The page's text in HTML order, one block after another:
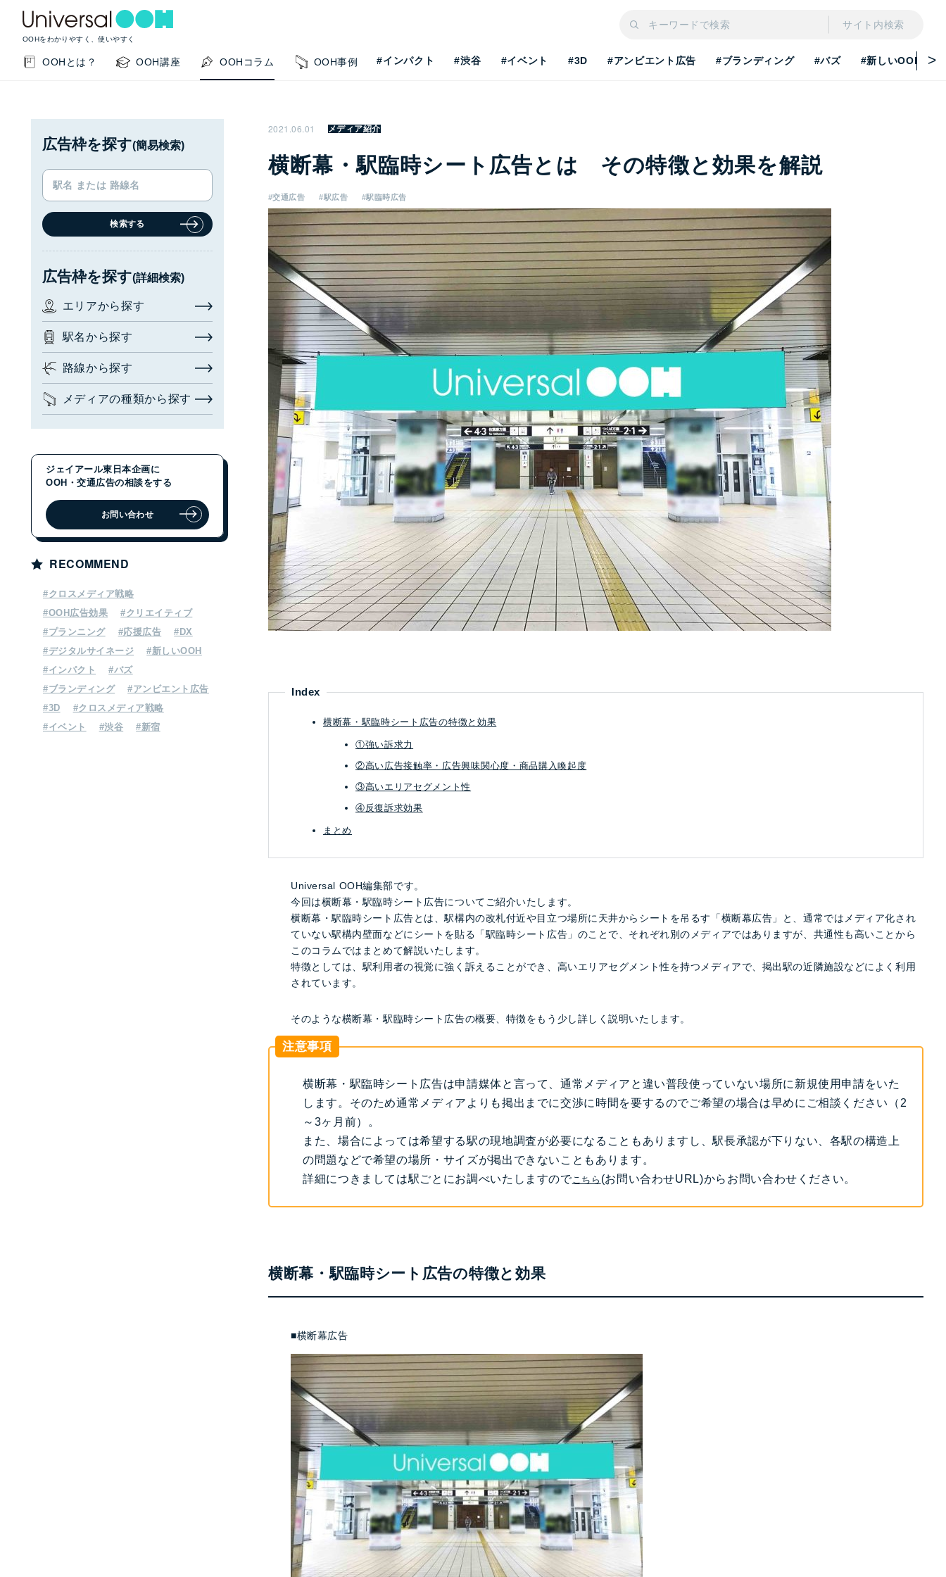
OOHをわかりやすく、使いやすく
サイト内検索
OOHとは？ OOH講座 OOHコラム OOH事例 #インパクト #渋谷 #イベント #3D #アンビエント広告 #ブランディング #バズ #新しいOOH
サイト内検索
閉じる
広告枠を探す
広告枠を探す(詳細検索)
エリアから探す
メディアの種類から探す
OOH・交通広告の相談をする
お問い合わせ
このサイトの使い方
OOHの基本を知りたい 掲載事例を知りたい OOH最新事情を知りたい
お問い合わせ・相談
閉じる
2021.06.01 メディア紹介
横断幕・駅臨時シート広告とは その特徴と効果を解説
#交通広告 #駅広告 #駅臨時広告
Index
横断幕・駅臨時シート広告の特徴と効果
①強い訴求力
②高い広告接触率・広告興味関心度・商品購入喚起度
③高いエリアセグメント性
④反復訴求効果
まとめ
Universal OOH編集部です。
今回は横断幕・駅臨時シート広告についてご紹介いたします。
横断幕・駅臨時シート広告とは、駅構内の改札付近や目立つ場所に天井からシートを吊るす「横断幕広告」と、通常ではメディア化され
ていない駅構内壁面などにシートを貼る「駅臨時シート広告」のことで、それぞれ別のメディアではありますが、共通性も高いことから
このコラムではまとめて解説いたします。
特徴としては、駅利用者の視覚に強く訴えることができ、高いエリアセグメント性を持つメディアで、掲出駅の近隣施設などによく利用
されています。
そのような横断幕・駅臨時シート広告の概要、特徴をもう少し詳しく説明いたします。
注意事項
横断幕・駅臨時シート広告は申請媒体と言って、通常メディアと違い普段使っていない場所に新規使用申請をいた
します。そのため通常メディアよりも掲出までに交渉に時間を要するのでご希望の場合は早めにご相談ください（2
～3ヶ月前）。
また、場合によっては希望する駅の現地調査が必要になることもありますし、駅長承認が下りない、各駅の構造上
の問題などで希望の場所・サイズが掲出できないこともあります。
詳細につきましては駅ごとにお調べいたしますのでこちら (お問い合わせURL)からお問い合わせください。
横断幕・駅臨時シート広告の特徴と効果
■横断幕広告
広告枠を探す(簡易検索)
検索する
広告枠を探す(詳細検索)
エリアから探す
駅名から探す
路線から探す
メディアの種類から探す
ジェイアール東日本企画に
OOH・交通広告の相談をする
お問い合わせ
RECOMMEND
#クロスメディア戦略
#OOH広告効果
#クリエイティブ
#プランニング
#応援広告
#DX
#デジタルサイネージ
#新しいOOH
#インパクト
#バズ
#ブランディング
#アンビエント広告
#3D
#クロスメディア戦略
#イベント
#渋谷 #新宿